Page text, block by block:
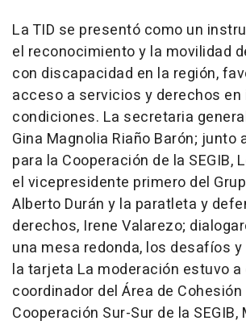
La TID se presentó como un
el reconocimiento y la movilidad
con discapacidad en la región,
acceso a servicios y derechos en
condiciones. La secretaria
Gina Magnolia Riaño Barón; junto
para la Cooperación de la SEGIB,
el vicepresidente primero del
Alberto Durán y la paratleta y
derechos, Irene Valarezo;
una mesa redonda, los desafíos
la tarjeta La moderación estuvo a
coordinador del Área de
Cooperación Sur-Sur de la SEGIB,